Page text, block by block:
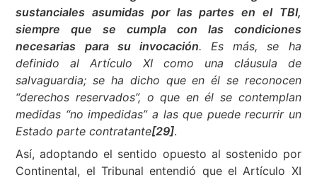
sustanciales asumidas por las partes en el TBI,
siempre que se cumpla con las condiciones
necesarias para su invocación. Es más, se ha
definido al Artículo XI como una cláusula de
salvaguardia; se ha dicho que en él se reconocen
“derechos reservados”, o que en él se contemplan
medidas “no impedidas” a las que puede recurrir un
Estado parte contratante[29].
Así, adoptando el sentido opuesto al sostenido por
Continental, el Tribunal entendió que el Artículo XI